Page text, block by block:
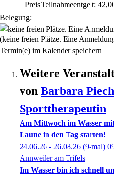
PreisTeilnahmeentgelt:
Belegung:
(keine freien Plätze. Eine
Termin(e) im Kalender speichern
Weitere
von Barbara
Sporttherapeutin
Am Mittwoch im Wasser
Laune in den Tag starten!
24.06.26 - 26.08.26 (9-mal)
Annweiler am Trifels
Im Wasser bin ich schnell